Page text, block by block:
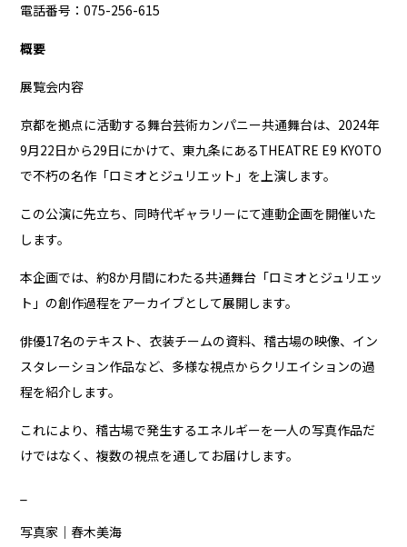
電話番号：075-256-615
概要
展覧会内容
京都を拠点に活動する舞台芸術カンパニー共通舞台は、2024年
9月22日から29日にかけて、東九条にあるTHEATRE E9 KYOTO
で不朽の名作「ロミオとジュリエット」を上演します。
この公演に先立ち、同時代ギャラリーにて連動企画を開催いた
します。
本企画では、約8か月間にわたる共通舞台「ロミオとジュリエッ
ト」の創作過程をアーカイブとして展開します。
俳優17名のテキスト、衣装チームの資料、稽古場の映像、イン
スタレーション作品など、多様な視点からクリエイションの過
程を紹介します。
これにより、稽古場で発生するエネルギーを一人の写真作品だ
けではなく、複数の視点を通してお届けします。
写真家｜春木美海